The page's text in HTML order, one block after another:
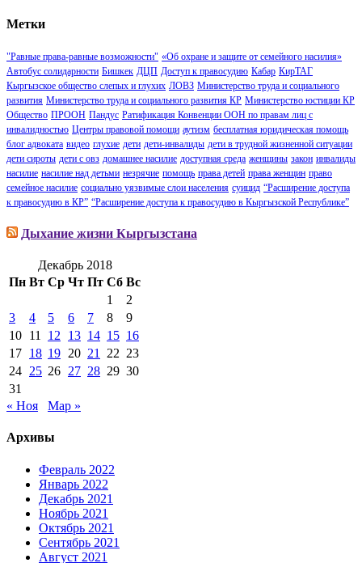
Метки
"Равные права-равные возможности" «Об охране и защите от семейного насилия»
Автобус солидарности Бишкек ДЦП Доступ к правосудию Кабар КирТАГ
Кыргызское общество слепых и глухих ЛОВЗ Министерство труда и социального
развития Министерство труда и социального развития КР Министерство юстиции КР
Общество ПРООН Пандус Ратификация Конвенции ООН по правам лиц с
инвалидностью Центры правовой помощи аутизм бесплатная юридическая помощь
блог адвоката видео глухие дети дети-инвалиды дети в трудной жизненной ситуации
дети сироты дети с овз домашнее насилие доступная среда женщины закон инвалиды
насилие насилие над детьми незрячие помощь права детей права женщин право
семейное насилие социально уязвимые слои населения суицид “Расширение доступа
к правосудию в КР” “Расширение доступа к правосудию в Кыргызской Республике”
Дыхание жизни Кыргызстана
Декабрь 2018
Пн Вт Ср Чт Пт Сб Вс
1
2
3
4 5 6 7 8
9
10 11 12 13 14 15 16
17 18 19 20 21 22 23
24 25 26 27 28 29 30
31
« Ноя
Мар »
Архивы
Февраль 2022
Январь 2022
Декабрь 2021
Ноябрь 2021
Октябрь 2021
Сентябрь 2021
Август 2021